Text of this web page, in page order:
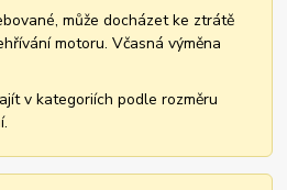
může docházet ke ztrátě
motoru. Včasná výměna
v kategoriích podle rozměru